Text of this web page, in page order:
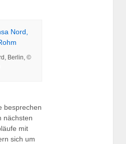
Berlin, ©
besprechen
nächsten
mit
sich um